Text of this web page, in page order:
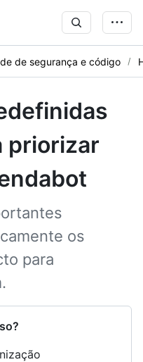
de segurança e código
priorizar
os
para